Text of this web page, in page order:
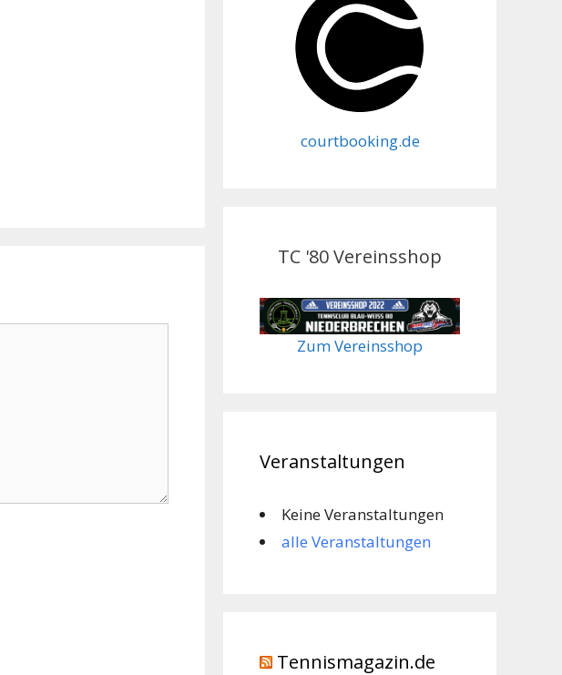
courtbooking.de
TC '80 Vereinsshop
Zum Vereinsshop
Veranstaltungen
Keine Veranstaltungen
alle Veranstaltungen
Tennismagazin.de